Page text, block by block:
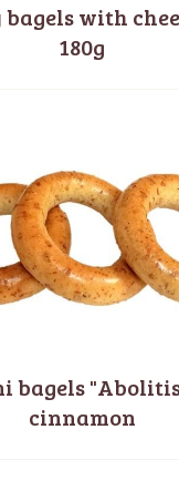
with
180g
bagels
cinnamon